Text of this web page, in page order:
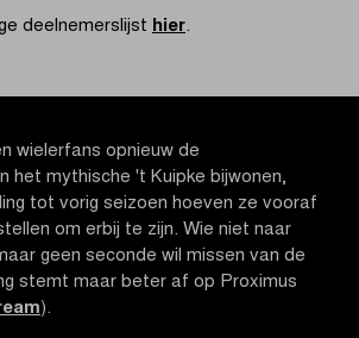
deelnemerslijst hier.
wielerfans opnieuw de
het mythische 't Kuipke bijwonen,
tot vorig seizoen hoeven ze vooraf
om erbij te zijn. Wie niet naar
geen seconde wil missen van de
stemt maar beter af op Proximus
).